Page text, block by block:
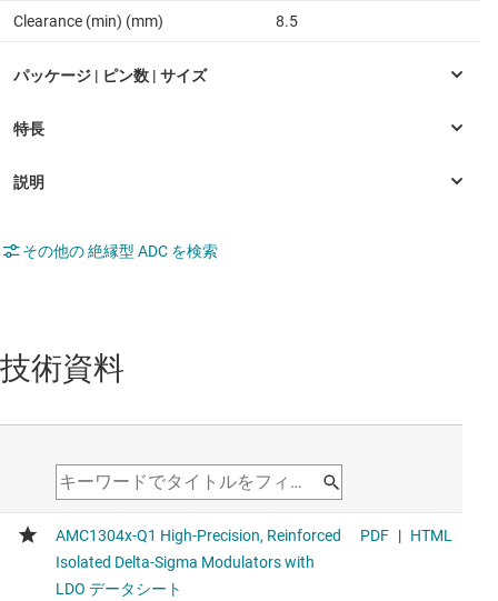
Clearance (min) (mm) 8.5
その他の 絶縁型 ADC を検索
技術資料